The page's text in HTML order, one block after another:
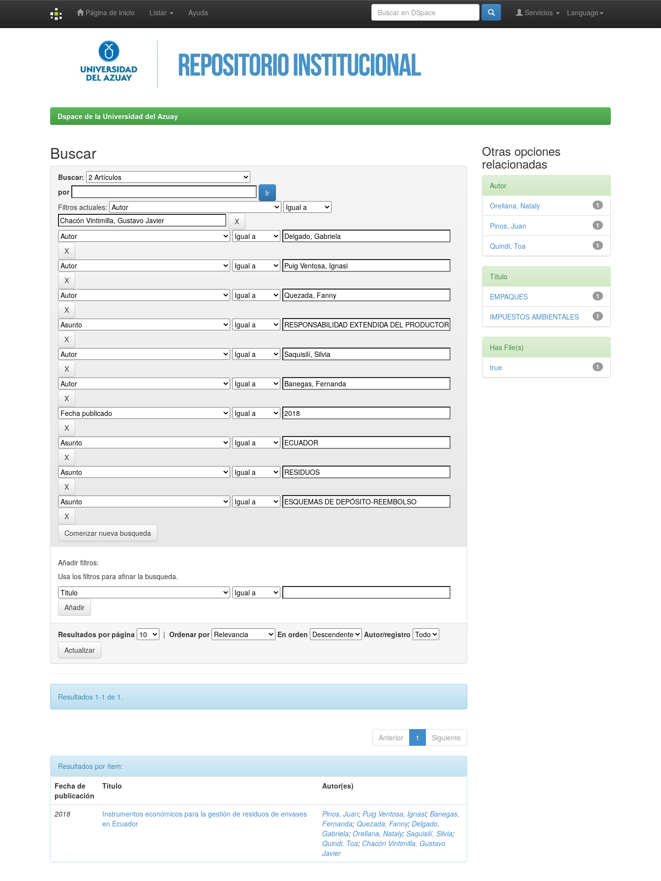
Página de inicio Listar Ayuda Language
Servicios
Dspace de la Universidad del Azuay
Buscar
Buscar:
por
Filtros actuales:
Comenzar nueva busqueda
Añadir filtros:
Usa los filtros para afinar la busqueda.
Resultados por página | Ordenar por En orden Autor/registro
Resultados 1-1 de 1.
Anterior 1 Siguiente
Resultados por ítem:
Fecha de
publicación
Título Autor(es)
2018
Instrumentos económicos para la gestión de residuos de envases
en Ecuador
Pinos, Juan;Puig Ventosa, Ignasi;Banegas,
Fernanda;Quezada, Fanny;Delgado,
Gabriela;Orellana, Nataly;Saquisilí, Silvia;
Quindi, Toa; Chacón Vintimilla, Gustavo
Javier
Otras opciones
relacionadas
Autor
1
Orellana, Nataly
1
Pinos, Juan
1
Quindi, Toa
Título
1
EMPAQUES
1
IMPUESTOS AMBIENTALES
Has File(s)
1
true